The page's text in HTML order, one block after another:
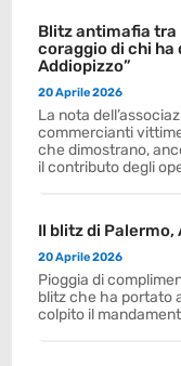
Blitz antimafia tra
coraggio di chi ha
Addiopizzo”
20 Aprile 2026
La nota
commercianti
che dimostrano,
il contributo degli
Il blitz di
20 Aprile 2026
Pioggia di
blitz che ha portato
colpito il